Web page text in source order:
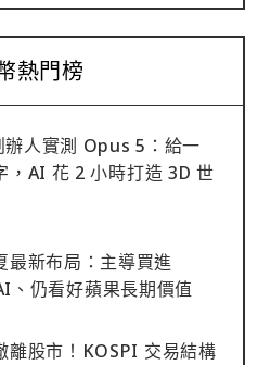
熱門榜
人實測 Opus 5：給一
，AI 花 2 小時打造 3D 世
最新布局：主導買進
仍看好蘋果長期價值
離股市！KOSPI 交易結構